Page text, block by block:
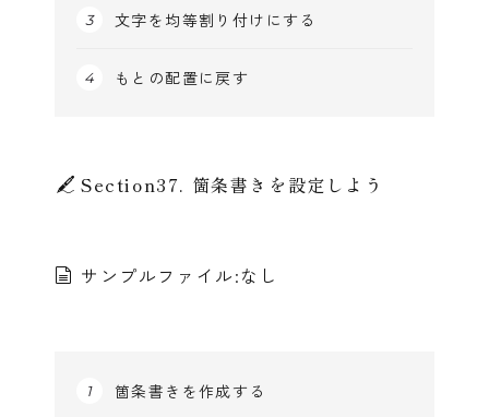
文字を均等割り付けにする
もとの配置に戻す
Section37. 箇条書きを設定しよう
サンプルファイル:なし
箇条書きを作成する